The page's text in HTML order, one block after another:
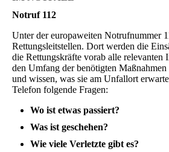
Notruf 112
Unter der europaweiten Notrufnummer
Rettungsleitstellen. Dort werden die
die Rettungskräfte vorab alle relevanten
den Umfang der benötigten Maßnahmen
und wissen, was sie am Unfallort
Telefon folgende Fragen:
Wo ist etwas passiert?
Was ist geschehen?
Wie viele Verletzte gibt es?